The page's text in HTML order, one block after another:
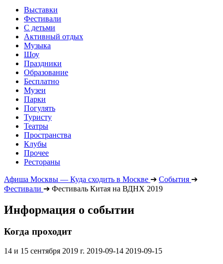
Выставки
Фестивали
С детьми
Активный отдых
Музыка
Шоу
Праздники
Образование
Бесплатно
Музеи
Парки
Погулять
Туристу
Театры
Пространства
Клубы
Прочее
Рестораны
Афиша Москвы — Куда сходить в Москве ➔ События ➔
Фестивали ➔ Фестиваль Китая на ВДНХ 2019
Информация о событии
Когда проходит
14 и 15 сентября 2019 г. 2019-09-14 2019-09-15